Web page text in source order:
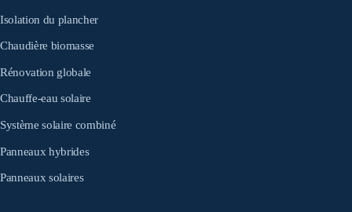
Isolation du plancher
Chaudière biomasse
Rénovation globale
Chauffe-eau solaire
Système solaire combiné
Panneaux hybrides
Panneaux solaires